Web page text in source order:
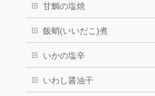
甘鯛の塩焼
飯蛸(いいだこ)煮
いかの塩辛
いわし醤油干